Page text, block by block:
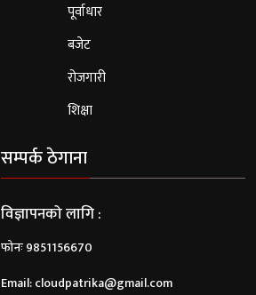
पूर्वाधार
बजेट
रोजगारी
शिक्षा
सम्पर्क ठेगाना
विज्ञापनको लागि :
फोनः 9851156670
Email:cloudpatrika@gmail.com